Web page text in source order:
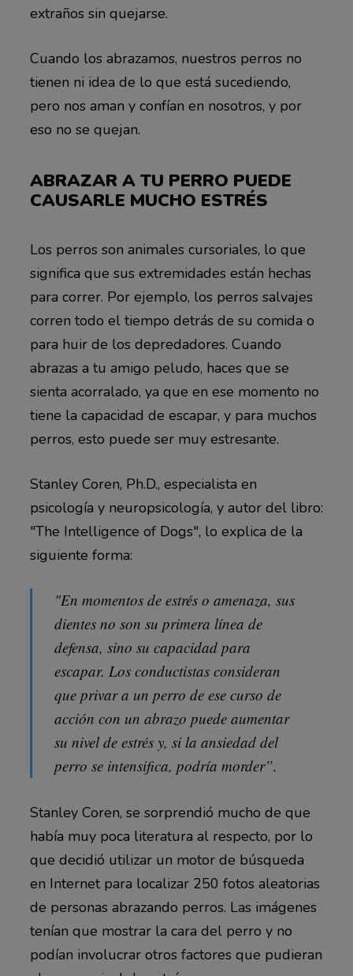
extraños sin quejarse.
Cuando los abrazamos, nuestros perros no
tienen ni idea de lo que está sucediendo,
pero nos aman y confían en nosotros, y por
eso no se quejan.
ABRAZAR A TU PERRO PUEDE
CAUSARLE MUCHO ESTRÉS
Los perros son animales cursoriales, lo que
significa que sus extremidades están hechas
para correr. Por ejemplo, los perros salvajes
corren todo el tiempo detrás de su comida o
para huir de los depredadores. Cuando
abrazas a tu amigo peludo, haces que se
sienta acorralado, ya que en ese momento no
tiene la capacidad de escapar, y para muchos
perros, esto puede ser muy estresante.
Stanley Coren, Ph.D., especialista en
psicología y neuropsicología, y autor del libro:
"The Intelligence of Dogs", lo explica de la
siguiente forma:
"En momentos de estrés o amenaza, sus
dientes no son su primera línea de
defensa, sino su capacidad para
escapar. Los conductistas consideran
que privar a un perro de ese curso de
acción con un abrazo puede aumentar
su nivel de estrés y, si la ansiedad del
perro se intensifica, podría morder”.
Stanley Coren, se sorprendió mucho de que
había muy poca literatura al respecto, por lo
que decidió utilizar un motor de búsqueda
en Internet para localizar 250 fotos aleatorias
de personas abrazando perros. Las imágenes
tenían que mostrar la cara del perro y no
podían involucrar otros factores que pudieran